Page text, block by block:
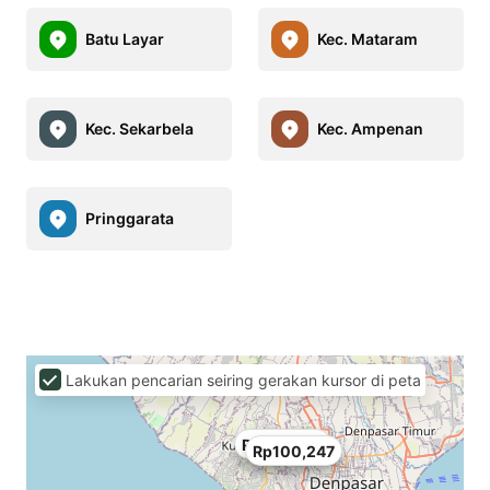
Batu Layar Kec. Mataram
Kec. Sekarbela Kec. Ampenan
Pringgarata
Rp100,247
Rp100,247
Lakukan pencarian seiring gerakan kursor di peta